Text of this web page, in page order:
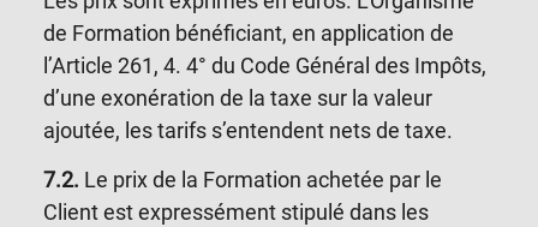
de Formation bénéficiant, en application de
l’Article 261, 4. 4° du Code Général des Impôts,
d’une exonération de la taxe sur la valeur
ajoutée, les tarifs s’entendent nets de taxe.
7.2. Le prix de la Formation achetée par le
Client est expressément stipulé dans les